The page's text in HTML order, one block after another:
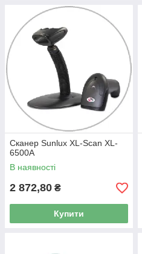
Сканер Sunlux XL-Scan XL-
6500A
В наявності
2 872,80 ₴
Купити